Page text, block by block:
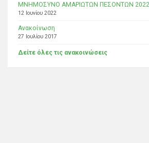
ΜΝΗΜΟΣΥΝΟ ΑΜΑΡΙΩΤΩΝ ΠΕΣΟΝΤΩΝ
12 Ιουνίου 2022
Ανακοίνωση
27 Ιουλίου 2017
Δείτε όλες τις ανακοινώσεις